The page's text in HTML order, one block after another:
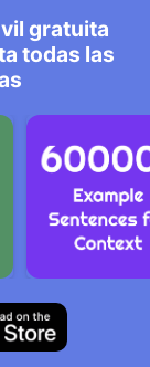
gratuita
todas las